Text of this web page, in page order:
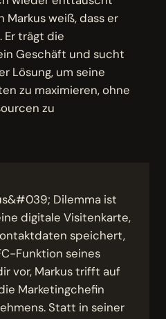
weiß, dass er
Er trägt die
Geschäft und sucht
Lösung, um seine
zu maximieren, ohne
zu
Dilemma ist
digitale Visitenkarte,
speichert,
Funktion seines
vor, Markus trifft auf
Marketingchefin
Statt in seiner